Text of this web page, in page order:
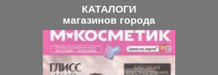
КАТАЛОГИ
магазинов города